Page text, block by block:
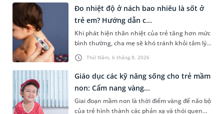
thêm về nguyên nhân gây nên tình trạng này
và cách xử trí an toàn để giúp bé dễ chịu, tránh
gặp phải vấn đề nguy hại cho sức khỏe.
Thứ Năm, 6 tháng 8, 2026
Đo nhiệt độ ở nách bao nhiêu là sốt ở
trẻ em? Hướng dẫn c...
Khi phát hiện thân nhiệt của trẻ tăng hơn mức
bình thường, cha mẹ sẽ khó tránh khỏi tâm lý
lo lắng. Tuy nhiên, không phải ai cũng biết đo
nhiệt độ ở nách bao nhiêu là sốt ở trẻ em và
cách chăm sóc trẻ sốt sao cho an toàn. Những
chia sẻ dưới đây sẽ cùng cha mẹ tìm hiểu vấn
đề này để giúp bé nhanh hồi phục và phòng
ngừa nguy cơ xảy ra biến chứng.
Giáo dục các kỹ năng sống cho trẻ mầm
non: Cẩm nang vàng...
Giai đoạn mầm non là thời điểm vàng để não bộ
của trẻ hình thành các phản xạ và thói quen